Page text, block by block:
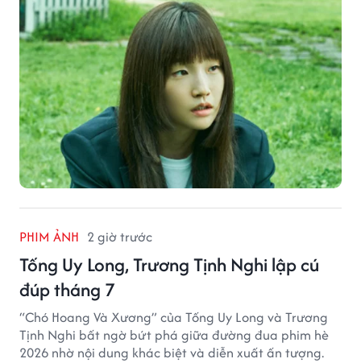
PHIM ẢNH 2 giờ trước
Tống Uy Long, Trương Tịnh Nghi lập cú
đúp tháng 7
“Chó Hoang Và Xương” của Tống Uy Long và Trương
Tịnh Nghi bất ngờ bứt phá giữa đường đua phim hè
2026 nhờ nội dung khác biệt và diễn xuất ấn tượng.